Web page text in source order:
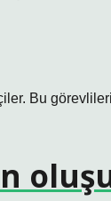
Bu